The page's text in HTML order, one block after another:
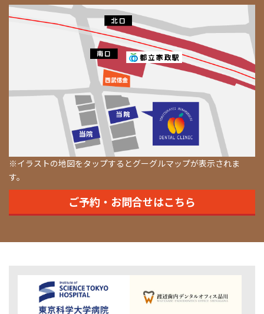
※イラストの地図をタップするとグーグルマップが表示されま
す。
ご予約・お問合せはこちら